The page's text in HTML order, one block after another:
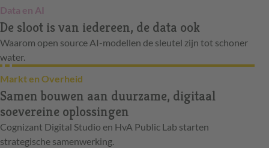
Data en AI
De sloot is van iedereen, de data ook
Waarom open source AI-modellen de sleutel zijn tot schoner
water.
Markt en Overheid
Samen bouwen aan duurzame, digitaal
soevereine oplossingen
Cognizant Digital Studio en HvA Public Lab starten
strategische samenwerking.